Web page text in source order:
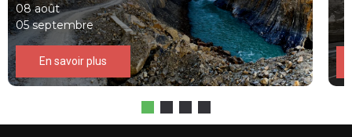
08 août
05 septembre
En savoir plus